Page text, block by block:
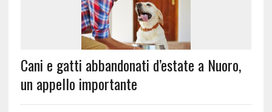
Cani e gatti abbandonati d’estate a Nuoro,
un appello importante